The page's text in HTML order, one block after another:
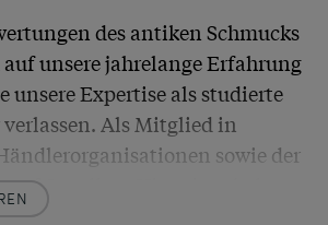
des antiken Schmucks
unsere jahrelange Erfahrung
unsere Expertise als studierte
Als Mitglied in
sowie der